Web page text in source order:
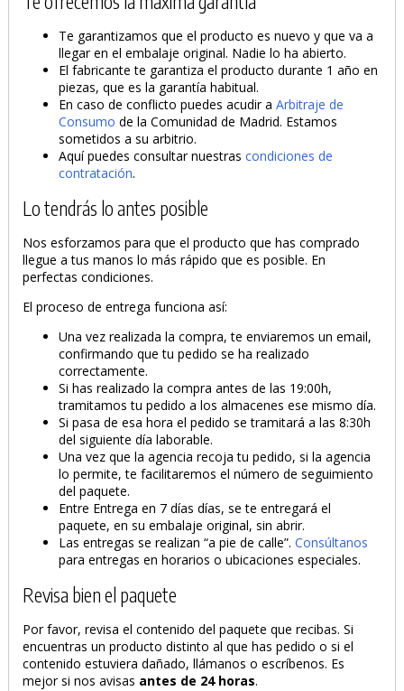
Te garantizamos que el producto es nuevo y que va a
llegar en el embalaje original. Nadie lo ha abierto.
El fabricante te garantiza el producto durante 1 año en
piezas, que es la garantía habitual.
En caso de conflicto puedes acudir aArbitraje de
Consumo de la Comunidad de Madrid. Estamos
sometidos a su arbitrio.
Aquí puedes consultar nuestrascondiciones de
contratación.
Lo tendrás lo antes posible
Nos esforzamos para que el producto que has comprado
llegue a tus manos lo más rápido que es posible. En
perfectas condiciones.
El proceso de entrega funciona así:
Una vez realizada la compra, te enviaremos un email,
confirmando que tu pedido se ha realizado
correctamente.
Si has realizado la compra antes de las 19:00h,
tramitamos tu pedido a los almacenes ese mismo día.
Si pasa de esa hora el pedido se tramitará a las 8:30h
del siguiente día laborable.
Una vez que la agencia recoja tu pedido, si la agencia
lo permite, te facilitaremos el número de seguimiento
del paquete.
Entre Entrega en 7 días días, se te entregará el
paquete, en su embalaje original, sin abrir.
Las entregas se realizan “a pie de calle”.Consúltanos
para entregas en horarios o ubicaciones especiales.
Revisa bien el paquete
Por favor, revisa el contenido del paquete que recibas. Si
encuentras un producto distinto al que has pedido o si el
contenido estuviera dañado, llámanos o escríbenos. Es
mejor si nos avisas antes de 24 horas.